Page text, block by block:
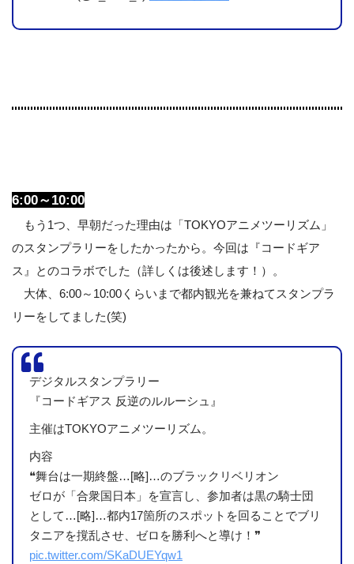
6:00～10:00
もう1つ、早朝だった理由は「TOKYOアニメツーリズム」
のスタンプラリーをしたかったから。今回は『コードギア
ス』とのコラボでした（詳しくは後述します！）。
大体、6:00～10:00くらいまで都内観光を兼ねてスタンプラ
リーをしてました(笑)
デジタルスタンプラリー
『コードギアス 反逆のルルーシュ』
主催はTOKYOアニメツーリズム。
内容
❝舞台は一期終盤…[略]…のブラックリベリオン
ゼロが「合衆国日本」を宣言し、参加者は黒の騎士団
として…[略]…都内17箇所のスポットを回ることでブリ
タニアを撹乱させ、ゼロを勝利へと導け！❞
pic.twitter.com/SKaDUEYqw1